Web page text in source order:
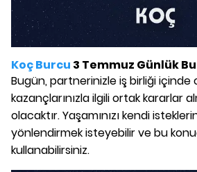
Koç Burcu 3 Temmuz Günlük
Bugün, partnerinizle iş birliği içinde
kazançlarınızla ilgili ortak kararlar
olacaktır. Yaşamınızı kendi
yönlendirmek isteyebilir ve bu
kullanabilirsiniz.